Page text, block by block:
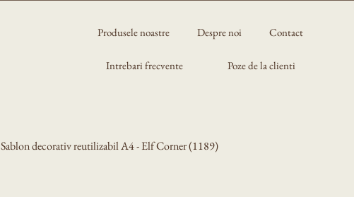
Produsele noastre Despre noi Contact
Intrebari frecvente Poze de la clienti
Sablon decorativ reutilizabil A4 - Elf Corner (1189)